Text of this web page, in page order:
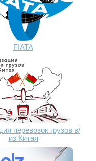
FIATA
перевозок грузов в/
из Китая